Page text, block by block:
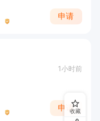
申请
1小时前
申请收藏